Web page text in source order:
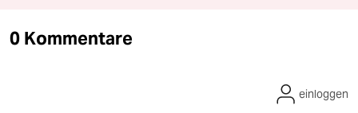
0 Kommentare
einloggen